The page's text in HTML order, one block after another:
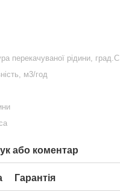
перекачуваної рідини, град.С
м3/год
або коментар
Гарантія